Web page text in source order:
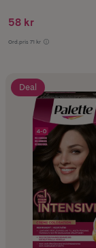
58 kr
Ord.pris 71 kr
Deal